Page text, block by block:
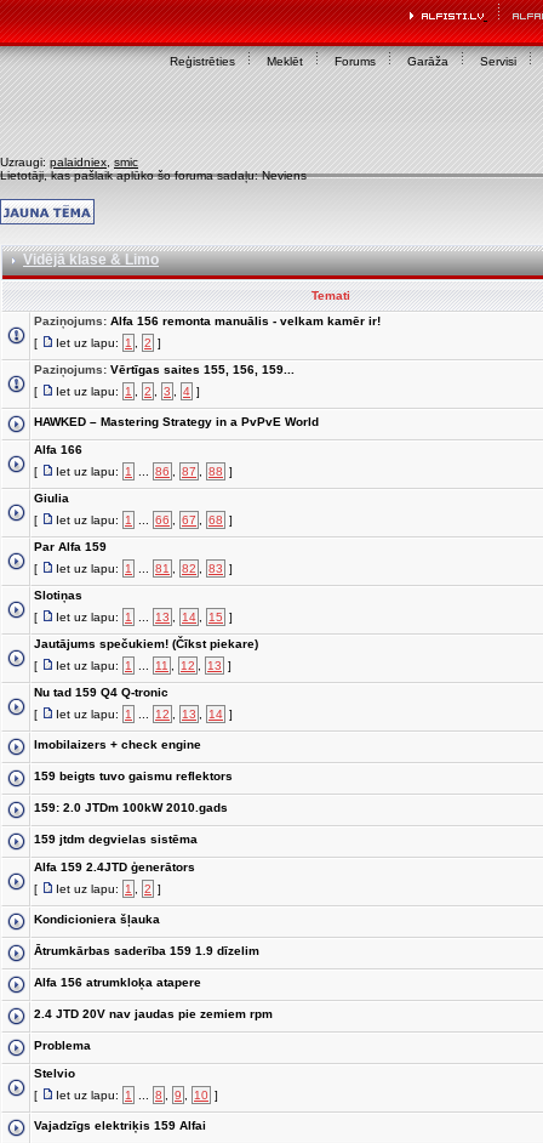
Reģistrēties Meklēt Forums Garāža Servisi
Uzraugi: palaidniex smic
Lietotāji, kas pašlaik aplūko šo foruma sadaļu: Neviens
Vidējā klase & Limo
Temati
Paziņojums: Alfa 156 remonta manuālis - velkam kamēr ir!
[
Iet uz lapu: 1 2 ]
Paziņojums: Vērtīgas saites 155, 156, 159...
[
Iet uz lapu: 1 2 3 4 ]
HAWKED – Mastering Strategy in a PvPvE World
Alfa 166
[
Iet uz lapu: 1 86 87 88 ]
Giulia
[
Iet uz lapu: 1 66 67 68 ]
Par Alfa 159
[
Iet uz lapu: 1 81 82 83 ]
Slotiņas
[
Iet uz lapu: 1 13 14 15 ]
Jautājums spečukiem! (Čīkst piekare)
[
Iet uz lapu: 1 11 12 13 ]
Nu tad 159 Q4 Q-tronic
[
Iet uz lapu: 1 12 13 14 ]
Imobilaizers + check engine
159 beigts tuvo gaismu reflektors
159: 2.0 JTDm 100kW 2010.gads
159 jtdm degvielas sistēma
Alfa 159 2.4JTD ģenerātors
[
Iet uz lapu: 1 2 ]
Kondicioniera šļauka
Ātrumkārbas saderība 159 1.9 dīzelim
Alfa 156 atrumkloķa atapere
2.4 JTD 20V nav jaudas pie zemiem rpm
Problema
Stelvio
[
Iet uz lapu: 1 8 9 10 ]
Vajadzīgs elektriķis 159 Alfai